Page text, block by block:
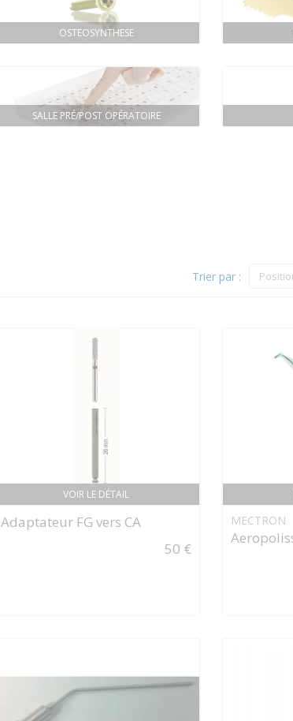
OSTEOSYNTHESE
SALLE PRÉ/POST OPÉRATOIRE
Trier par :
VOIR LE DÉTAIL
Adaptateur FG vers CA
50 €
MECTRON